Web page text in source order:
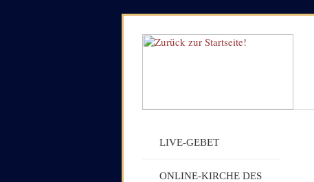
LIVE-GEBET
ONLINE-KIRCHE DES